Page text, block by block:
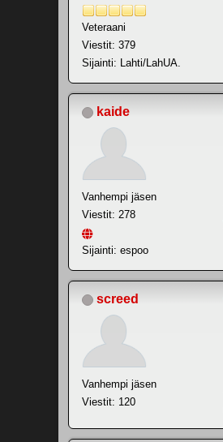
Veteraani
Viestit: 379
Sijainti: Lahti/LahUA.
kaide
Vanhempi jäsen
Viestit: 278
Sijainti: espoo
screed
Vanhempi jäsen
Viestit: 120